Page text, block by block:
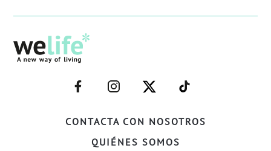
CONTACTA CON NOSOTROS
QUIÉNES SOMOS
–
FACEBOOK–
–
INSTAGRAM–
–
TWITTER–
–
WELIFE–